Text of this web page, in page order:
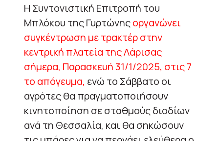
Η Συντονιστική Επιτροπή του
Μπλόκου της Γυρτώνηςοργανώνει
συγκέντρωση με τρακτέρ στην
κεντρική πλατεία της Λάρισας
σήμερα, Παρασκευή 31/1/2025, στις 7
το απόγευμα, ενώ το Σάββατο οι
αγρότες θα πραγματοποιήσουν
κινητοποίηση σε σταθμούς διοδίων
ανά τη Θεσσαλία, και θα σηκώσουν